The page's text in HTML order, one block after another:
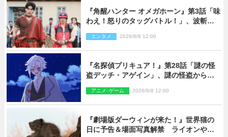
『角醒ハンター オメガホーン』第3話「味
わえ！怒りのタッグバトル！」、波斬の
エンタメ 2026/8/8 12:00
『名探偵プリキュア！』第28話「謎の怪
盗デッチ・アゲイン」、謎の怪盗から不
アニメ･ゲーム 2026/8/8 12:00
『劇場版ダーウィンが来た！』世界猫の
日に予告＆場面写真解禁 ライオンやマ